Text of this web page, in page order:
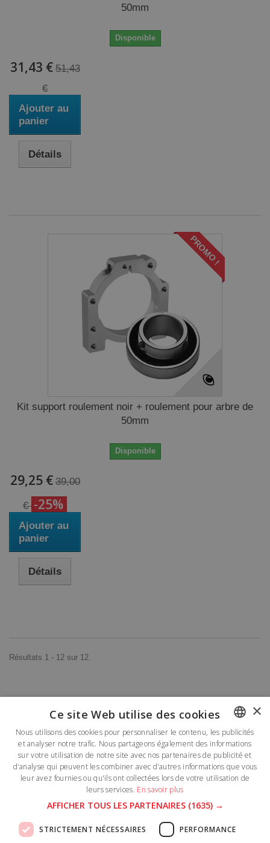
50mm
Disponible
31,43 € 51,43
€
Ajouter au
panier
Détails
PROMO !
Kit support roulement noir + roulement pour arbre de
50mm
Disponible
29,25 € 39,00
€ -25%
Ajouter au
panier
Détails
Résultats 1 - 12 sur 12.
Lettre d'informations
Informations
FRENCH
DUTCH
×
Ce site Web utilise des cookies
Nous utilisons des cookies pour personnaliser le contenu, les publicités
et analyser notre trafic. Nous partageons également des informations
sur votre utilisation de notre site avec nos partenaires de publicité et
d'analyse qui peuvent les combiner avec d'autres informations que vous
leur avez fournies ou qu'ils ont collectées lors de votre utilisation de
leurs services. En savoir plus
AFFICHER TOUS LES PARTENAIRES (1635) →
STRICTEMENT NÉCESSAIRES PERFORMANCE